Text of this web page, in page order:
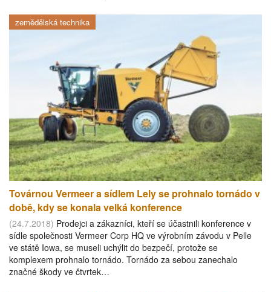
zemědělská technika
Továrnou Vermeer a sídlem Lely se prohnalo tornádo v
době, kdy se konala velká konference
(24.7.2018) Prodejci a zákazníci, kteří se účastnili konference v
sídle společnosti Vermeer Corp HQ ve výrobním závodu v Pelle
ve státě Iowa, se museli uchýlit do bezpečí, protože se
komplexem prohnalo tornádo. Tornádo za sebou zanechalo
značné škody ve čtvrtek…